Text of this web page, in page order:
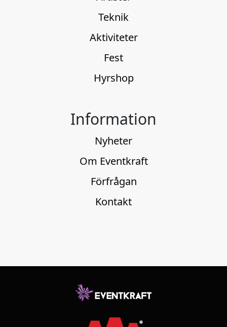
Teknik
Aktiviteter
Fest
Hyrshop
Information
Nyheter
Om Eventkraft
Förfrågan
Kontakt